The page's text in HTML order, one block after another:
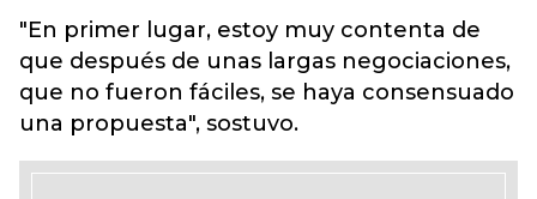
"En primer lugar, estoy muy contenta de
que después de unas largas negociaciones,
que no fueron fáciles, se haya consensuado
una propuesta", sostuvo.